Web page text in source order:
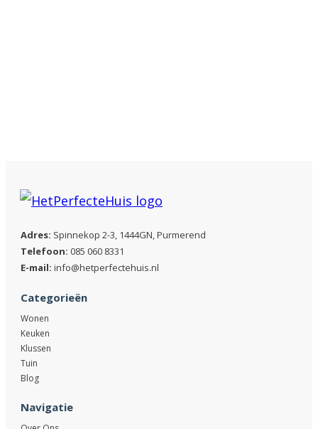
Adres: Spinnekop 2-3, 1444GN, Purmerend
Telefoon: 085 060 8331
E-mail: info@hetperfectehuis.nl
Categorieën
Wonen
Keuken
Klussen
Tuin
Blog
Navigatie